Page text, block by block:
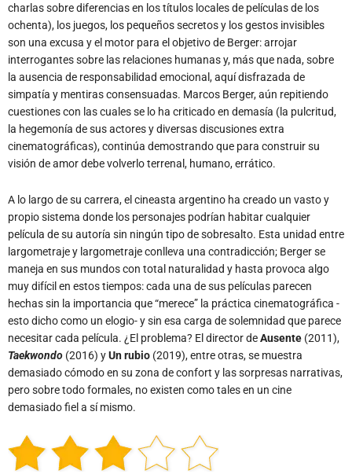
charlas sobre diferencias en los títulos locales de películas de los
ochenta), los juegos, los pequeños secretos y los gestos invisibles
son una excusa y el motor para el objetivo de Berger: arrojar
interrogantes sobre las relaciones humanas y, más que nada, sobre
la ausencia de responsabilidad emocional, aquí disfrazada de
simpatía y mentiras consensuadas. Marcos Berger, aún repitiendo
cuestiones con las cuales se lo ha criticado en demasía (la pulcritud,
la hegemonía de sus actores y diversas discusiones extra
cinematográficas), continúa demostrando que para construir su
visión de amor debe volverlo terrenal, humano, errático.
A lo largo de su carrera, el cineasta argentino ha creado un vasto y
propio sistema donde los personajes podrían habitar cualquier
película de su autoría sin ningún tipo de sobresalto. Esta unidad entre
largometraje y largometraje conlleva una contradicción; Berger se
maneja en sus mundos con total naturalidad y hasta provoca algo
muy difícil en estos tiempos: cada una de sus películas parecen
hechas sin la importancia que “merece” la práctica cinematográfica -
esto dicho como un elogio- y sin esa carga de solemnidad que parece
necesitar cada película. ¿El problema? El director deAusente (2011),
Taekwondo (2016) yUn rubio (2019), entre otras, se muestra
demasiado cómodo en su zona de confort y las sorpresas narrativas,
pero sobre todo formales, no existen como tales en un cine
demasiado fiel a sí mismo.